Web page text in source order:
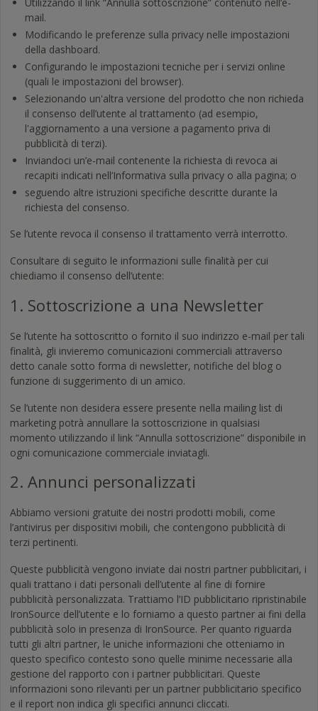
mail.
Modificando le preferenze sulla privacy nelle impostazioni
della dashboard.
Configurando le impostazioni tecniche per i servizi online
(quali le impostazioni del browser).
Selezionando un'altra versione del prodotto che non richieda
il consenso dell’utente al trattamento (ad esempio,
l'aggiornamento a una versione a pagamento priva di
pubblicità di terzi).
Inviandoci un’e-mail contenente la richiesta di revoca ai
recapiti indicati nell’Informativa sulla privacy o alla pagina; o
seguendo altre istruzioni specifiche descritte durante la
richiesta del consenso.
Se l’utente revoca il consenso il trattamento verrà interrotto.
Consultare di seguito le informazioni sulle finalità per cui
chiediamo il consenso dell’utente:
1. Sottoscrizione a una Newsletter
Se l’utente ha sottoscritto o fornito il suo indirizzo e-mail per tali
finalità, gli invieremo comunicazioni commerciali attraverso
detto canale sotto forma di newsletter, notifiche del blog o
funzione di suggerimento di un amico.
Se l’utente non desidera essere presente nella mailing list di
marketing potrà annullare la sottoscrizione in qualsiasi
momento utilizzando il link “Annulla sottoscrizione” disponibile in
ogni comunicazione commerciale inviatagli.
2. Annunci personalizzati
Abbiamo versioni gratuite dei nostri prodotti mobili, come
l’antivirus per dispositivi mobili, che contengono pubblicità di
terzi pertinenti.
Queste pubblicità vengono inviate dai nostri partner pubblicitari, i
quali trattano i dati personali dell’utente al fine di fornire
pubblicità personalizzata. Trattiamo l’ID pubblicitario ripristinabile
IronSource dell’utente e lo forniamo a questo partner ai fini della
pubblicità solo in presenza di IronSource. Per quanto riguarda
tutti gli altri partner, le uniche informazioni che otteniamo in
questo specifico contesto sono quelle minime necessarie alla
gestione del rapporto con i partner pubblicitari. Queste
informazioni sono rilevanti per un partner pubblicitario specifico
e il report non indica gli specifici annunci cliccati.